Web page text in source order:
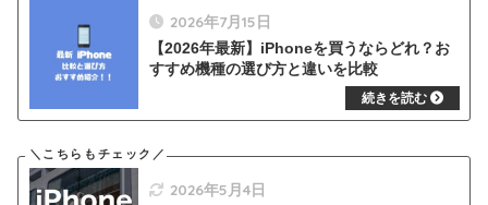
2026年7月15日
【2026年最新】iPhoneを買うならどれ？お
すすめ機種の選び方と違いを比較
2026年5月4日